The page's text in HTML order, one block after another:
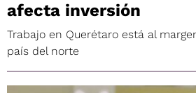
afecta inversión
Trabajo en Querétaro está al
país del norte